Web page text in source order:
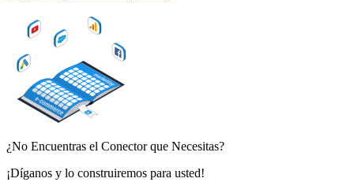
¿No Encuentras el Conector que Necesitas?
¡Díganos y lo construiremos para usted!